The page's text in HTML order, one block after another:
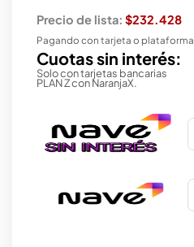
Precio de lista: $232.428
Pagando con tarjeta o
Cuotas sin interés:
Solo con tarjetas bancarias
PLAN Z con NaranjaX.